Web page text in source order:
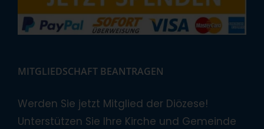
MITGLIEDSCHAFT BEANTRAGEN
Werden Sie jetzt Mitglied der Diözese!
Unterstützen Sie Ihre Kirche und Gemeinde